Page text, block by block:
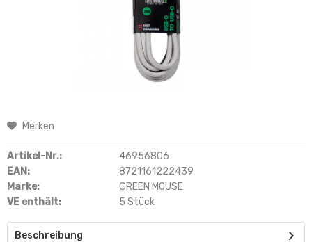
Merken
Artikel-Nr.:
46956806
EAN:
8721161222439
Marke:
GREEN MOUSE
VE enthält:
5 Stück
Beschreibung